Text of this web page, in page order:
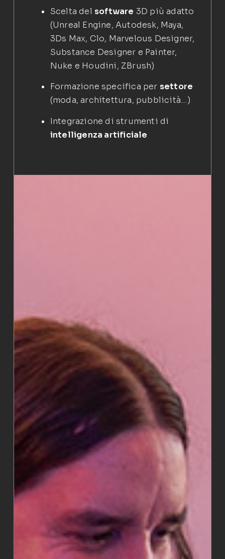
Scelta del software 3D più adatto
(Unreal Engine, Autodesk, Maya,
3Ds Max, Clo, Marvelous Designer,
Substance Designer e Painter,
Nuke e Houdini, ZBrush)
Formazione specifica per settore
(moda, architettura, pubblicità…)
Integrazione di strumenti di
intelligenza artificiale